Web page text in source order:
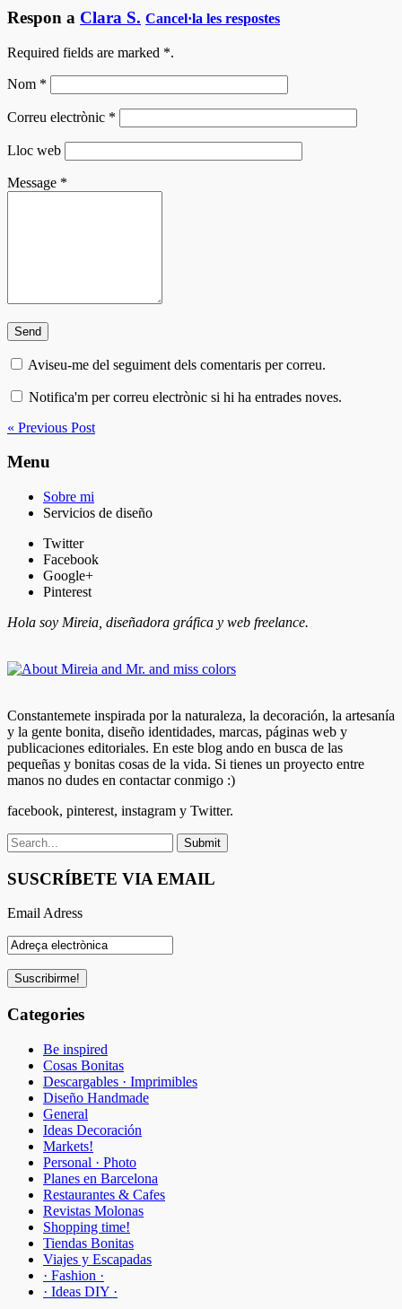
Respon a Clara S. Cancel·la les respostes
Required fields are marked *.
Nom *
Correu electrònic *
Lloc web
Message *
Aviseu-me del seguiment dels comentaris per correu.
Notifica'm per correu electrònic si hi ha entrades noves.
« Previous Post
Menu
Sobre mi
Servicios de diseño
Twitter
Facebook
Google+
Pinterest
Hola soy Mireia, diseñadora gráfica y web freelance.
Constantemete inspirada por la naturaleza, la decoración, la artesanía
y la gente bonita, diseño identidades, marcas, páginas web y
publicaciones editoriales. En este blog ando en busca de las
pequeñas y bonitas cosas de la vida. Si tienes un proyecto entre
manos no dudes en contactar conmigo :)
facebook, pinterest, instagram y Twitter.
SUSCRÍBETE VIA EMAIL
Email Adress
Categories
Be inspired
Cosas Bonitas
Descargables · Imprimibles
Diseño Handmade
General
Ideas Decoración
Markets!
Personal · Photo
Planes en Barcelona
Restaurantes & Cafes
Revistas Molonas
Shopping time!
Tiendas Bonitas
Viajes y Escapadas
· Fashion ·
· Ideas DIY ·